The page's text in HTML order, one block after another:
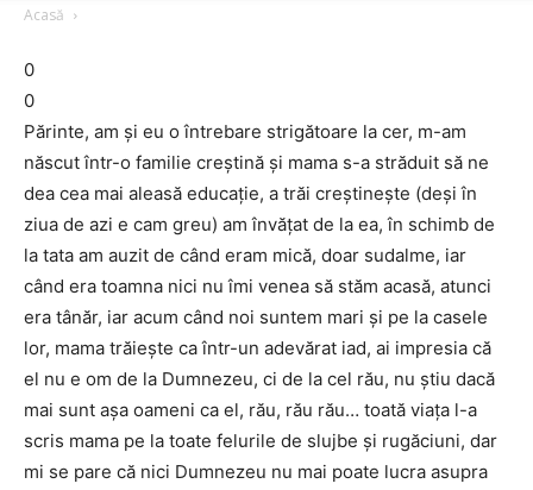
Acasă
0
0
Părinte, am și eu o întrebare strigătoare la cer, m-am
născut într-o familie creștină și mama s-a străduit să ne
dea cea mai aleasă educație, a trăi creștinește (deși în
ziua de azi e cam greu) am învățat de la ea, în schimb de
la tata am auzit de când eram mică, doar sudalme, iar
când era toamna nici nu îmi venea să stăm acasă, atunci
era tânăr, iar acum când noi suntem mari și pe la casele
lor, mama trăiește ca într-un adevărat iad, ai impresia că
el nu e om de la Dumnezeu, ci de la cel rău, nu știu dacă
mai sunt așa oameni ca el, rău, rău rău… toată viața l-a
scris mama pe la toate felurile de slujbe și rugăciuni, dar
mi se pare că nici Dumnezeu nu mai poate lucra asupra